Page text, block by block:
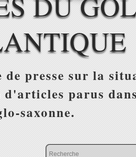
presse sur la
parus
saxonne.